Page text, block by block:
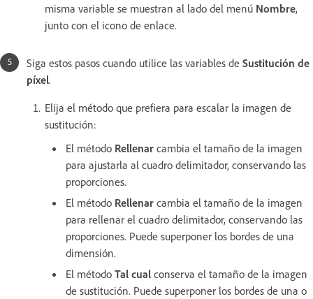
misma variable se muestran al lado del menú Nombre,
junto con el icono de enlace.
Siga estos pasos cuando utilice las variables de Sustitución de
píxel.
Elija el método que prefiera para escalar la imagen de
sustitución:
El método Rellenar cambia el tamaño de la imagen
para ajustarla al cuadro delimitador, conservando las
proporciones.
El método Rellenar cambia el tamaño de la imagen
para rellenar el cuadro delimitador, conservando las
proporciones. Puede superponer los bordes de una
dimensión.
El método Tal cual conserva el tamaño de la imagen
de sustitución. Puede superponer los bordes de una o